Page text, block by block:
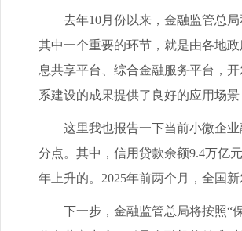
去年10月份以来，金融监管总局
其中一个重要的环节，就是由各地
息共享平台、综合金融服务平台，
系建设的成果提供了良好的应用场
这里我也报告一下当前小微企业
分点。其中，信用贷款余额9.4万亿
年上升的。2025年前两个月，全国
下一步，金融监管总局将按照“保